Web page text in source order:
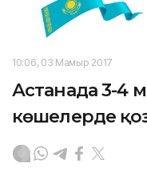
10:06, 03 Мамыр 2017
Астанада 3-4
көшелерде